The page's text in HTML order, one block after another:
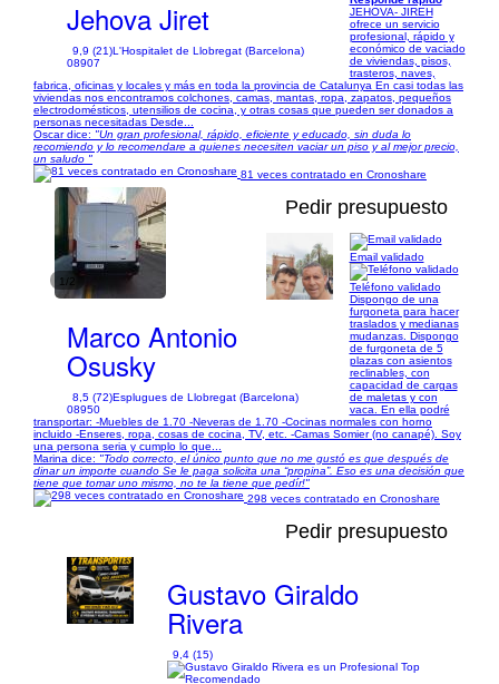
Jehova Jiret
9,9 (21)L'Hospitalet de Llobregat (Barcelona)
08907
JEHOVA- JIREH
ofrece un servicio
profesional, rápido y
económico de vaciado
de viviendas, pisos,
trasteros, naves,
fabrica, oficinas y locales y más en toda la provincia de Catalunya En casi todas las
viviendas nos encontramos colchones, camas, mantas, ropa, zapatos, pequeños
electrodomésticos, utensilios de cocina, y otras cosas que pueden ser donados a
personas necesitadas Desde...
Oscar dice: "Un gran profesional, rápido, eficiente y educado, sin duda lo
recomiendo y lo recomendare a quienes necesiten vaciar un piso y al mejor precio,
un saludo "
81 veces contratado en Cronoshare
1/2
Pedir presupuesto
Marco Antonio
Osusky
8,5 (72)Esplugues de Llobregat (Barcelona)
08950
Email validado
Teléfono validado
Dispongo de una
furgoneta para hacer
traslados y medianas
mudanzas. Dispongo
de furgoneta de 5
plazas con asientos
reclinables, con
capacidad de cargas
de maletas y con
vaca. En ella podré
transportar: -Muebles de 1.70 -Neveras de 1.70 -Cocinas normales con horno
incluido -Enseres, ropa, cosas de cocina, TV, etc. -Camas Somier (no canapé). Soy
una persona seria y cumplo lo que...
Marina dice: "Todo correcto, el único punto que no me gustó es que después de
dinar un importe cuando Se le paga solicita una “propina”. Eso es una decisión que
tiene que tomar uno mismo, no te la tiene que pedír!"
298 veces contratado en Cronoshare
Pedir presupuesto
Gustavo Giraldo
Rivera
9,4 (15)